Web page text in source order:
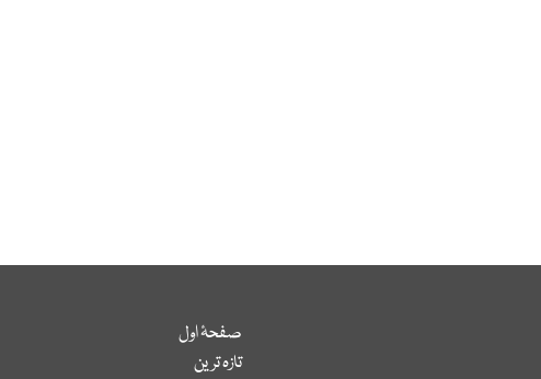
صفحۂ اول
تازہ ترین